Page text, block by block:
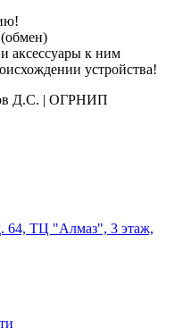
аксессуары к ним
устройства!
Д.С. | ОГРНИП
64, ТЦ "Алмаз", 3 этаж,